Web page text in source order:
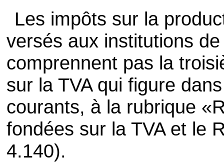
Les impôts sur la
versés aux institutions
comprennent pas la
sur la TVA qui figure
courants, à la rubrique
fondées sur la TVA et le
4.140).